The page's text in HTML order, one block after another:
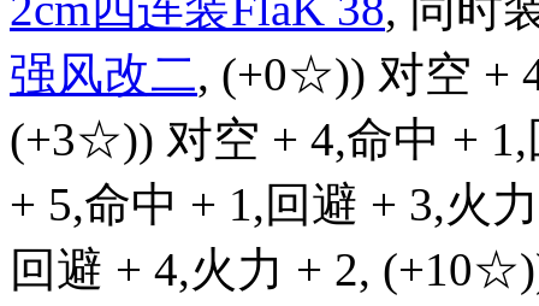
强风改二, (+0☆)) 对空 +
(+3☆)) 对空 + 4,命中 +
+ 5,命中 + 1,回避 + 3,火
回避 + 4,火力 + 2,